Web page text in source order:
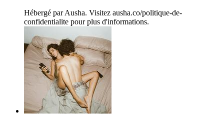
Hébergé par Ausha. Visitez ausha.co/politique-de-
confidentialite pour plus d'informations.